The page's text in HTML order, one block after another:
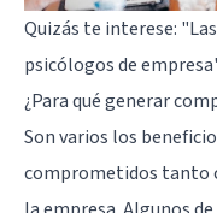
Quizás te interese:
psicólogos de
¿Para qué generar
Son varios los
comprometidos tanto